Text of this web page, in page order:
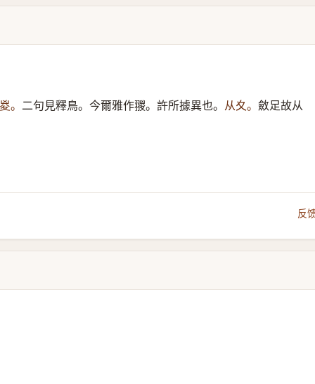
。 二句見釋鳥。今爾雅作翪。許所據異也。 从夊。 斂足故从
反